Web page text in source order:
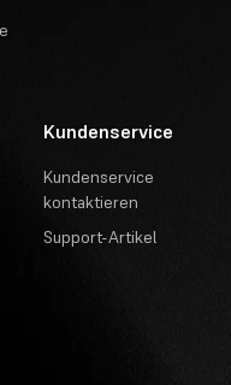
Kundenservice
Kundenservice
kontaktieren
Support-Artikel